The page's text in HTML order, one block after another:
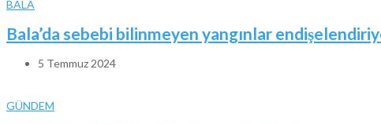
BALA
Bala’da sebebi bilinmeyen yangınlar
5 Temmuz 2024
GÜNDEM